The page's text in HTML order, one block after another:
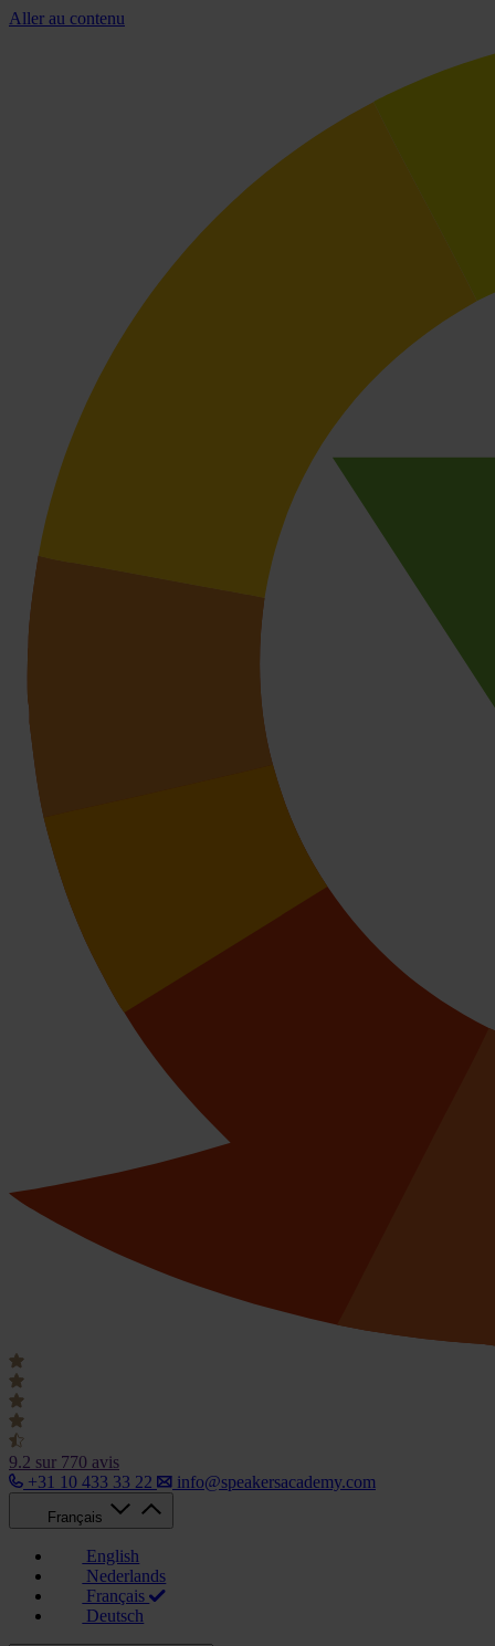
Aller au contenu
9.2 sur 770 avis
+31 10 433 33 22
info@speakersacademy.com
Français
English
Nederlands
Français
Deutsch